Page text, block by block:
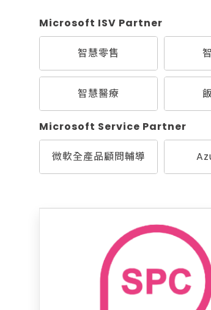
Microsoft ISV Partner
智慧零售
智慧醫療
Microsoft Service Partner
微軟全產品顧問輔導